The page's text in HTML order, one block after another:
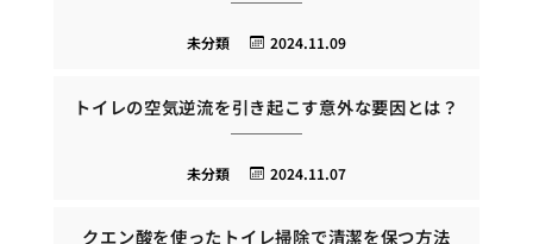
2024.11.09
未分類
トイレの空気逆流を引き起こす意外な要因とは？
2024.11.07
未分類
クエン酸を使ったトイレ掃除で清潔を保つ方法